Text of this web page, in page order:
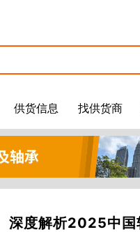
供货信息 找供货商
深度解析2025中国